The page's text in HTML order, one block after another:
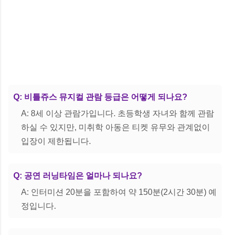
Q: 비틀쥬스 뮤지컬 관람 등급은 어떻게 되나요?
A: 8세 이상 관람가입니다. 초등학생 자녀와 함께 관람
하실 수 있지만, 미취학 아동은 티켓 유무와 관계없이
입장이 제한됩니다.
Q: 공연 러닝타임은 얼마나 되나요?
A: 인터미션 20분을 포함하여 약 150분(2시간 30분) 예
정입니다.